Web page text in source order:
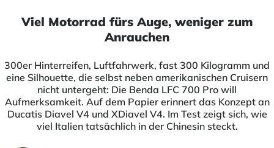
Viel Motorrad fürs Auge, weniger zum
Anrauchen
300er Hinterreifen, Luftfahrwerk, fast 300 Kilogramm und
eine Silhouette, die selbst neben amerikanischen Cruisern
nicht untergeht: Die Benda LFC 700 Pro will
Aufmerksamkeit. Auf dem Papier erinnert das Konzept an
Ducatis Diavel V4 und XDiavel V4. Im Test zeigt sich, wie
viel Italien tatsächlich in der Chinesin steckt.